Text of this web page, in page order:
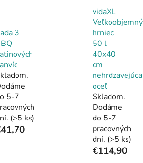
3
5-7
(>5 ks)
vidaXL
Veľkoobjemný
hrniec
50 l
40x40
cm
nehrdzavejúca
oceľ
Skladom.
Dodáme
do 5-7
pracovných
dní. (>5 ks)
€114,90